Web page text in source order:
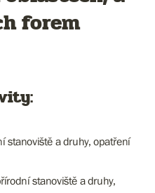
forem
stanoviště a druhy, opatření
stanoviště a druhy,